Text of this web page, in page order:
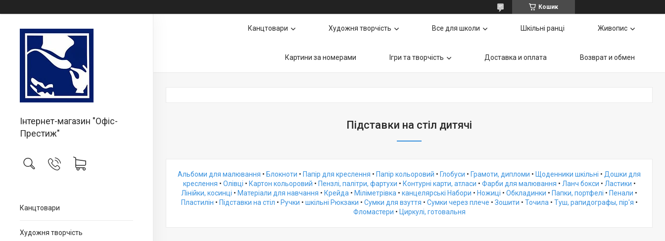
Кошик
Інтернет-магазин "Офіс-
Престиж"
Канцтовари
Художня творчість
Канцтовари Художня творчість Все для школи Шкільні ранці Живопис
Картини за номерами Ігри та творчість Доставка и оплата Возврат и обмен
Підставки на стіл дитячі
Альбоми для малювання • Блокноти • Папір для креслення • Папір кольоровий • Глобуси • Грамоти, дипломи • Щоденники шкільні • Дошки для
креслення • Олівці • Картон кольоровий • Пензлі, палітри, фартухи • Контурні карти, атласи • Фарби для малювання • Ланч бокси • Ластики •
Лінійки, косинці • Матеріали для навчання • Крейда • Міліметрівка • канцелярські Набори • Ножиці • Обкладинки • Папки, портфелі • Пенали •
Пластилін • Підставки на стіл • Ручки • шкільні Рюкзаки • Сумки для взуття • Сумки через плече • Зошити • Точила • Туш, рапидографы, пір'я •
Фломастери • Циркулі, готовальня